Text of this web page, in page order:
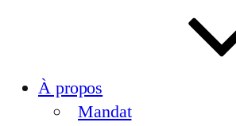
À propos
Mandat